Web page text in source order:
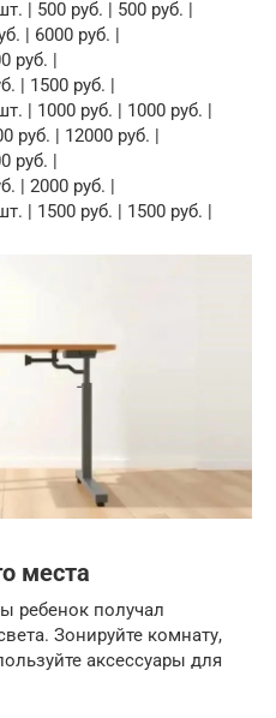
| 500 руб. | 500 руб. |
| 6000 руб. |
руб. |
| 1500 руб. |
| 1000 руб. | 1000 руб. |
руб. | 12000 руб. |
руб. |
| 2000 руб. |
| 1500 руб. | 1500 руб. |
места
ребенок получал
Зонируйте комнату,
аксессуары для